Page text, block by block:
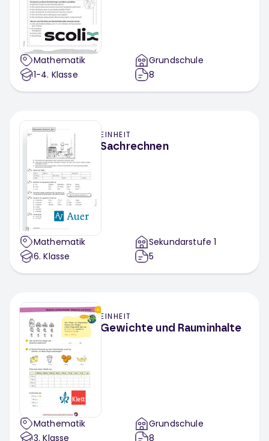
Mathematik
1-4. Klasse
Grundschule
8
EINHEIT
Sachrechnen
Mathematik
6. Klasse
Sekundarstufe 1
5
EINHEIT
Gewichte und Rauminhalte
Mathematik
3. Klasse
Grundschule
8